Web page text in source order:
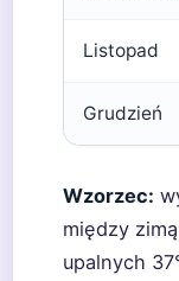
Listopad
Grudzień
Wzorzec:
między
upalnych